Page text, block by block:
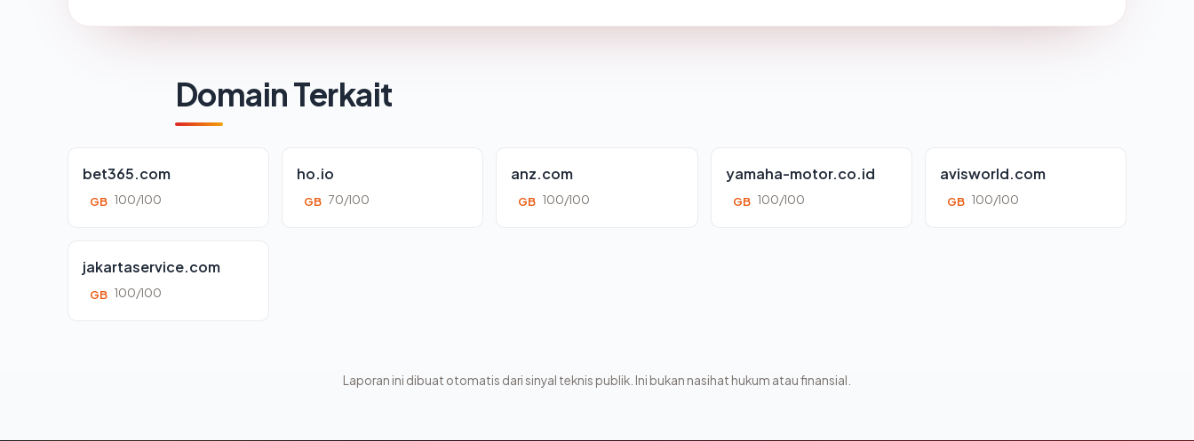
Domain Terkait
bet365.com
GB 100/100
ho.io
GB 70/100
anz.com
GB 100/100
yamaha-motor.co.id
GB 100/100
avisworld.com
GB 100/100
jakartaservice.com
GB 100/100
Laporan ini dibuat otomatis dari sinyal teknis publik. Ini bukan nasihat hukum atau finansial.